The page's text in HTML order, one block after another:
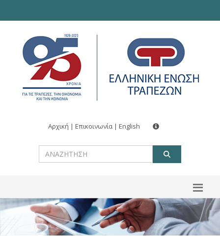
Αρχική | Επικοινωνία | English